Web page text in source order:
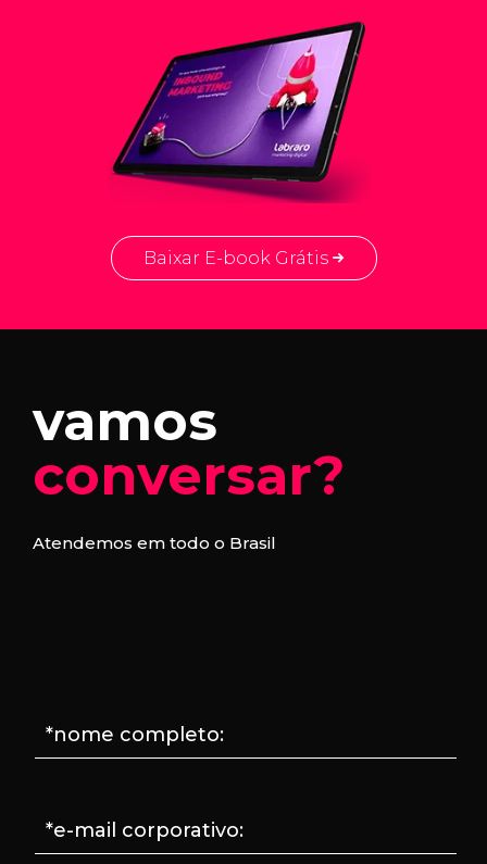
Baixar E-book Grátis
vamos
conversar?
Atendemos em todo o Brasil
*nome completo:
*e-mail corporativo: